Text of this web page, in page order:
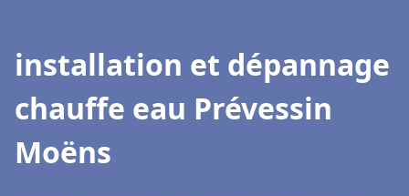
installation et dépannage
chauffe eau Prévessin
Moëns